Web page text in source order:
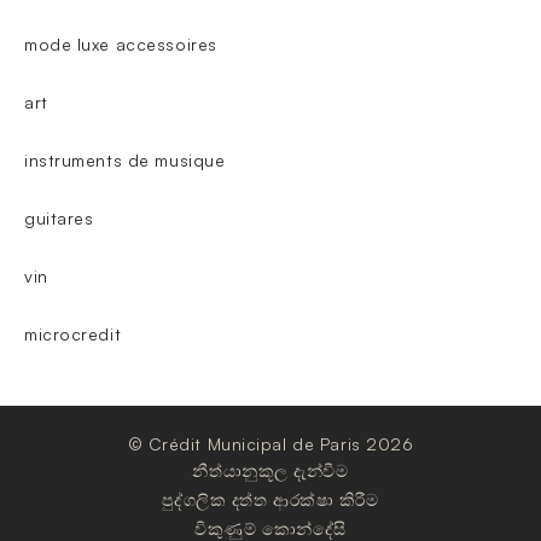
mode luxe accessoires
art
instruments de musique
guitares
vin
microcredit
© Crédit Municipal de Paris 2026
නීත්යානුකූල දැන්වීම
පුද්ගලික දත්ත ආරක්ෂා කිරීම
විකුණුම් කොන්දේසි